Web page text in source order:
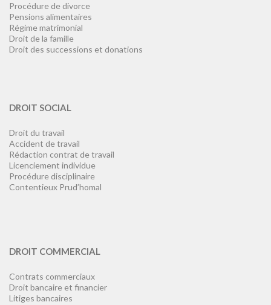
Procédure de divorce
Pensions alimentaires
Régime matrimonial
Droit de la famille
Droit des successions et donations
DROIT SOCIAL
Droit du travail
Accident de travail
Rédaction contrat de travail
Licenciement individue
Procédure disciplinaire
Contentieux Prud’homal
DROIT COMMERCIAL
Contrats commerciaux
Droit bancaire et financier
Litiges bancaires